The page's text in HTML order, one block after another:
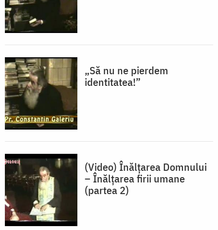
„Să nu ne pierdem
identitatea!”
(Video) Înălţarea Domnului
– Înălţarea firii umane
(partea 2)